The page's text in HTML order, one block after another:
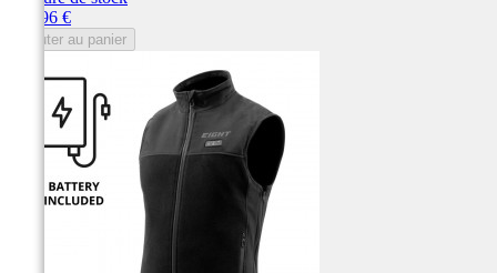
109,96 €
Ajouter au panier